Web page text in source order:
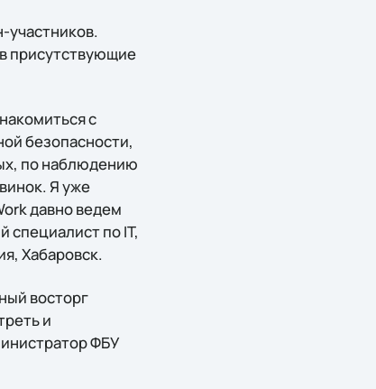
присутствующие
с
безопасности,
по наблюдению
Я уже
давно ведем
специалист по IT,
Хабаровск.
восторг
и
ФБУ